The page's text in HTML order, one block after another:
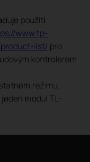
použití
www.tp-
list/ pro
kontrolerem
režimu.
modul TL-